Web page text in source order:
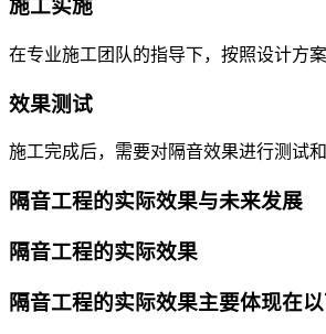
施工实施
在专业施工团队的指导下，按照设计方
效果测试
施工完成后，需要对隔音效果进行测试
隔音工程的实际效果与未来发展
隔音工程的实际效果
隔音工程的实际效果主要体现在以